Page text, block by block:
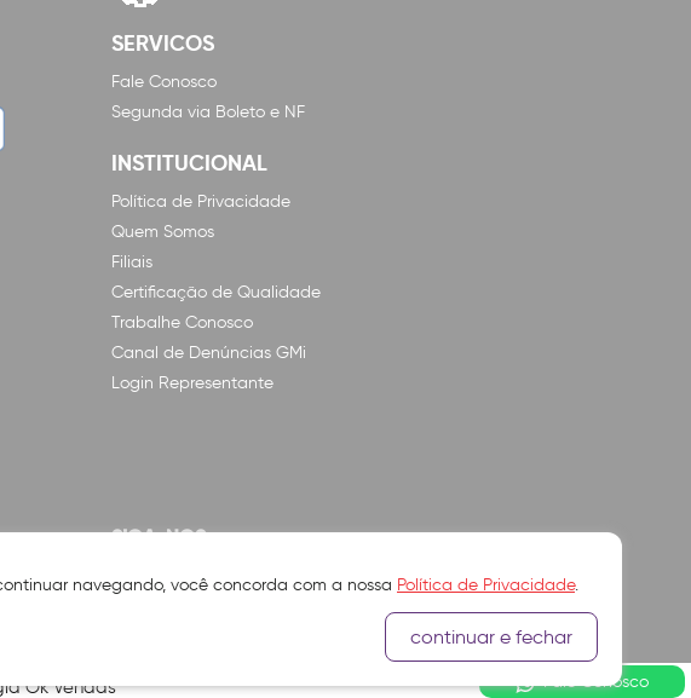
SERVICOS
Fale Conosco
Segunda via Boleto e NF
INSTITUCIONAL
Política de Privacidade
Quem Somos
Filiais
Certificação de Qualidade
Trabalhe Conosco
Canal de Denúncias GMi
Login Representante
SIGA-NOS
Ok Vendas
navegando, você concorda com a nossa Política de Privacidade.
continuar e fechar
Fale Conosco